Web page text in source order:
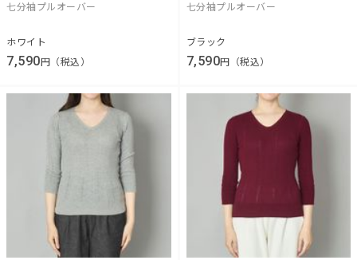
七分袖プルオーバー
ホワイト
7,590円（税込）
七分袖プルオーバー
ブラック
7,590円（税込）